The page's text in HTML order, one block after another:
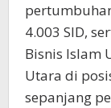
4.003 SID,
Bisnis Islam
Utara di
sepanjang